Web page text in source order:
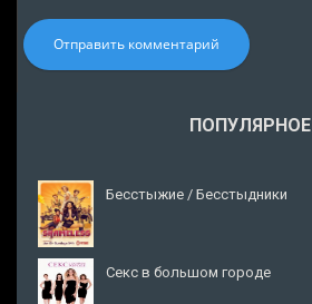
Отправить комментарий
ПОПУЛЯРНОЕ
Бесстыжие / Бесстыдники
Секс в большом городе